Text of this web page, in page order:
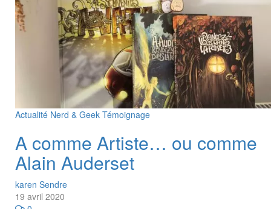
Actualité Nerd & Geek Témoignage
A comme Artiste… ou comme
Alain Auderset
karen Sendre
19 avril 2020